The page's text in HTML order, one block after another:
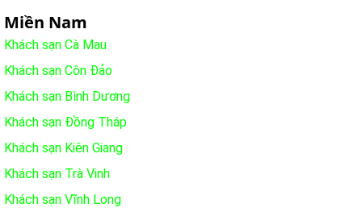
Miền Nam
Khách sạn Cà Mau
Khách sạn Côn Đảo
Khách sạn Bình Dương
Khách sạn Đồng Tháp
Khách sạn Kiên Giang
Khách sạn Trà Vinh
Khách sạn Vĩnh Long